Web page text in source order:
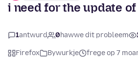
i need for the update
1antwurd 0hawwe dit probleem
Firefox Bywurkje
frege op 7